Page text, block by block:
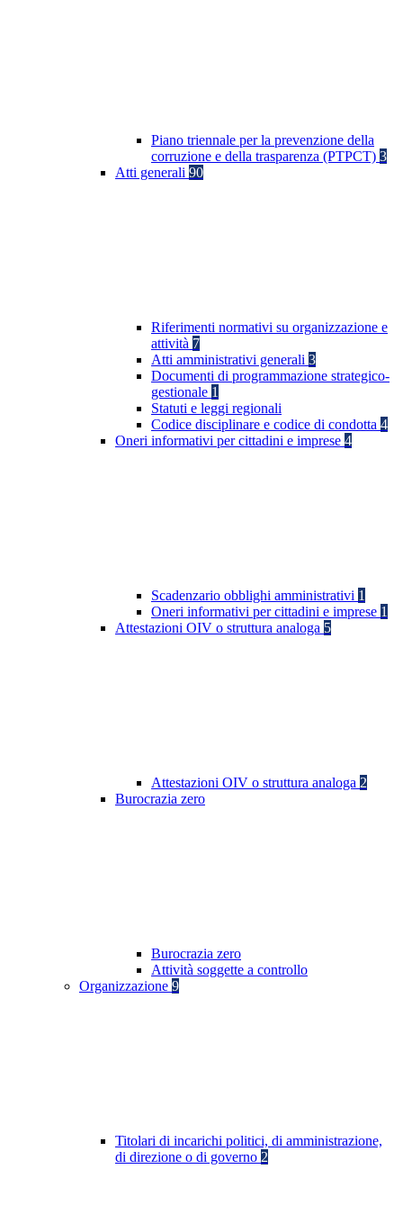
Piano triennale per la prevenzione della
corruzione e della trasparenza (PTPCT) 3
Atti generali 90
Riferimenti normativi su organizzazione e
attività 7
Atti amministrativi generali 3
Documenti di programmazione strategico-
gestionale 1
Statuti e leggi regionali
Codice disciplinare e codice di condotta 4
Oneri informativi per cittadini e imprese 4
Scadenzario obblighi amministrativi 1
Oneri informativi per cittadini e imprese 1
Attestazioni OIV o struttura analoga 5
Attestazioni OIV o struttura analoga 2
Burocrazia zero
Burocrazia zero
Attività soggette a controllo
Organizzazione 9
Titolari di incarichi politici, di amministrazione,
di direzione o di governo 2